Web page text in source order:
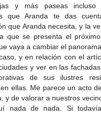
y más paseas incluso
que Aranda te das
que Aranda necesita, y la
que se presenta el
vaya a cambiar el
y en relación con el
y ver en las
de sus ilustres
ellas. Me parece un acto
y de valorar a nuestros
nada de nada. Si